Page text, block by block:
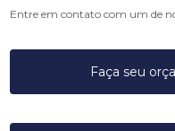
Entre em contato com um de
Faça seu